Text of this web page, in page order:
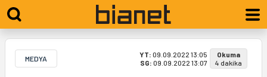
MEDYA YT: 09.09.2022 13:05
SG: 09.09.2022 13:07
Okuma
4 dakika